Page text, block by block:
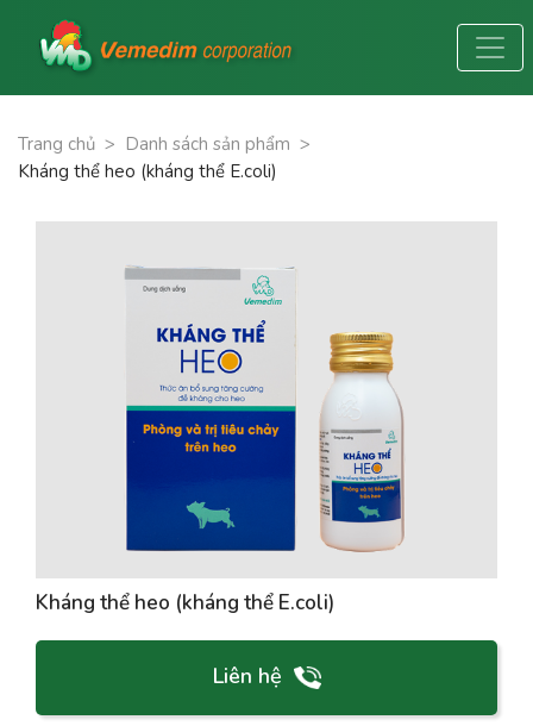
Trang chủ > Danh sách sản phẩm >
Kháng thể heo (kháng thể E.coli)
Kháng thể heo (kháng thể E.coli)
Liên hệ